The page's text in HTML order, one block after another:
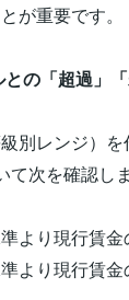
が重要です。
の「超過」
別レンジ）を
次を確認しま
より現行賃
より現行賃